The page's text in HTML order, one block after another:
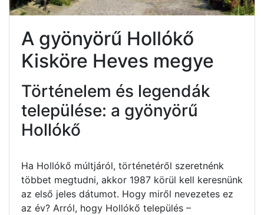
A gyönyörű Hollókő
Kisköre Heves megye
Történelem és legendák
települése: a gyönyörű
Hollókő
Ha Hollókő múltjáról, történetéről szeretnénk
többet megtudni, akkor 1987 körül kell keresnünk
az első jeles dátumot. Hogy miről nevezetes ez
az év? Arról, hogy Hollókő település –